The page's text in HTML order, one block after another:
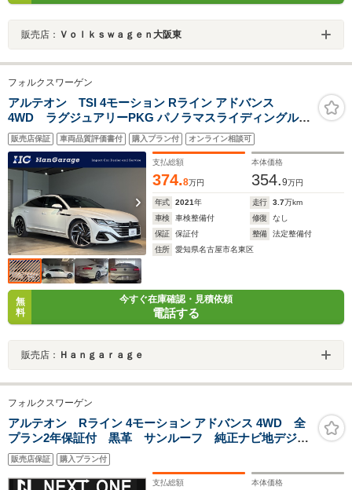
販売店： Ｖｏｌｋｓｗａｇｅｎ大阪東
フォルクスワーゲン
アルテオン TSI 4モーション Rライン アドバンス
4WD ラグジュアリーPKG パノラマスライディングルー
フ HarmanKardonプレミアムサウンドシステム オールイ
ンセーフティ アダプティブクルーズコントロール 純正ナ
ビTV アラウンドビューカメラ 禁煙車 3ゾーンエアコン
販売店保証 車両品質評価書付 購入プラン付 オンライン相談可
支払総額
374.8万円
本体価格
354.9万円
年式 2021年 走行 3.7万km
車検
車検整備付 修復
なし
保証
保証付 整備
法定整備付
住所
愛知県名古屋市名東区
無
料
今すぐ在庫確認・見積依頼
電話する
販売店： Ｈａｎｇａｒａｇｅ
フォルクスワーゲン
アルテオン Rライン 4モーション アドバンス 4WD 全
プラン2年保証付 黒革 サンルーフ 純正ナビ地デジ全
周囲カメラDレコETC パワーバックドア パワーシー
ト/ヒーター アンビエントライト ブラインドスポット
モニター アダプティブクルコン 衝突軽減
販売店保証 購入プラン付
支払総額 本体価格